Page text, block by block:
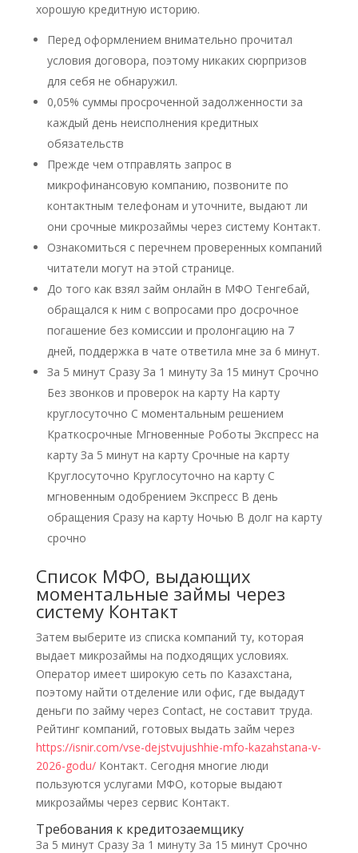
хорошую кредитную историю.
Перед оформлением внимательно прочитал
условия договора, поэтому никаких сюрпризов
для себя не обнаружил.
0,05% суммы просроченной задолженности за
каждый день неисполнения кредитных
обязательств
Прежде чем отправлять запрос в
микрофинансовую компанию, позвоните по
контактным телефонам и уточните, выдают ли
они срочные микрозаймы через систему Контакт.
Ознакомиться с перечнем проверенных компаний
читатели могут на этой странице.
До того как взял займ онлайн в МФО Тенгебай,
обращался к ним с вопросами про досрочное
погашение без комиссии и пролонгацию на 7
дней, поддержка в чате ответила мне за 6 минут.
За 5 минут Сразу За 1 минуту За 15 минут Срочно
Без звонков и проверок на карту На карту
круглосуточно С моментальным решением
Краткосрочные Мгновенные Роботы Экспресс на
карту За 5 минут на карту Срочные на карту
Круглосуточно Круглосуточно на карту С
мгновенным одобрением Экспресс В день
обращения Сразу на карту Ночью В долг на карту
срочно
Список МФО, выдающих
моментальные займы через
систему Контакт
Затем выберите из списка компаний ту, которая
выдает микрозаймы на подходящих условиях.
Оператор имеет широкую сеть по Казахстана,
поэтому найти отделение или офис, где выдадут
деньги по займу через Contact, не составит труда.
Рейтинг компаний, готовых выдать займ через
https://isnir.com/vse-dejstvujushhie-mfo-kazahstana-v-
2026-godu/Контакт. Сегодня многие люди
пользуются услугами МФО, которые выдают
микрозаймы через сервис Контакт.
Требования к кредитозаемщику
За 5 минут Сразу За 1 минуту За 15 минут Срочно